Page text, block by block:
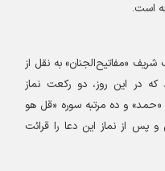
است.
«مفاتیح‌الجنان» به نقل از
در این روز، دو رکعت نماز
و ده مرتبه سوره «قل هو
و پس از نماز این دعا را قرائت